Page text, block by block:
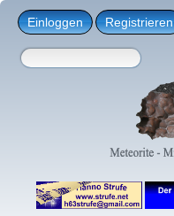
Einloggen Registrieren